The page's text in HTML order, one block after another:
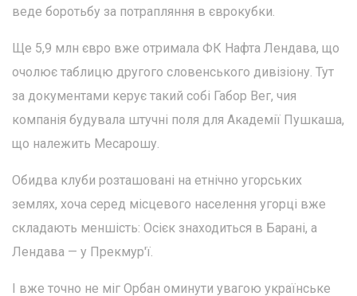
веде боротьбу за потрапляння в єврокубки.
Ще 5,9 млн євро вже отримала ФК Нафта Лендава, що
очолює таблицю другого словенського дивізіону. Тут
за документами керує такий собі Габор Вег, чия
компанія будувала штучні поля для Академії Пушкаша,
що належить Месарошу.
Обидва клуби розташовані на етнічно угорських
землях, хоча серед місцевого населення угорці вже
складають меншість: Осієк знаходиться в Барані, а
Лендава — у Прекмур'ї.
І вже точно не міг Орбан оминути увагою українське